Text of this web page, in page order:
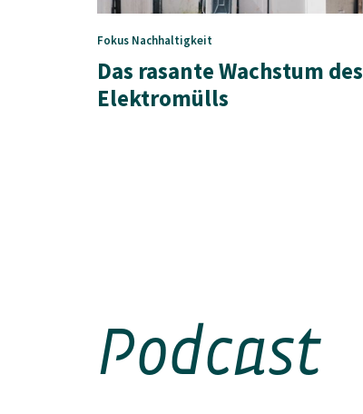
Fokus Nachhaltigkeit
Das rasante Wachstum des
Elektromülls
Podcast